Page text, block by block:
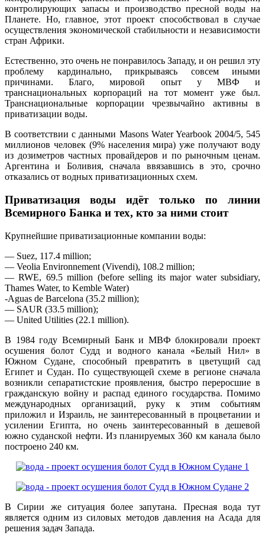
контролирующих запасы и производство пресной воды на
Планете. Но, главное, этот проект способствовал в случае
осуществления экономической стабильности и независимости
стран Африки.
Естественно, это очень не понравилось Западу, и он решил эту
проблему кардинально, прикрываясь совсем иными
причинами. Благо, мировой опыт у МВФ и
транснациональных корпораций на тот момент уже был.
Транснациональные корпорации чрезвычайно активны в
приватизации воды.
В соответствии с данными Masons Water Yearbook 2004/5, 545
миллионов человек (9% населения мира) уже получают воду
из дозиметров частных провайдеров и по рыночным ценам.
Аргентина и Боливия, сначала ввязавшись в это, срочно
отказались от водных приватизационных схем.
Приватизация воды идёт только по линии
Всемирного Банка и тех, кто за ними стоит
Крупнейшие приватизационные компании воды:
— Suez, 117.4 million;
— Veolia Environnement (Vivendi), 108.2 million;
— RWE, 69.5 million (before selling its major water subsidiary,
Thames Water, to Kemble Water)
-Aguas de Barcelona (35.2 million);
— SAUR (33.5 million);
— United Utilities (22.1 million).
В 1984 году Всемирный Банк и МВФ блокировали проект
осушения болот Судд и водного канала «Белый Нил» в
Южном Судане, способный превратить в цветущий сад
Египет и Судан. По существующей схеме в регионе сначала
возникли сепаратистские проявления, быстро переросшие в
гражданскую войну и распад единого государства. Помимо
международных организаций, руку к этим событиям
приложил и Израиль, не заинтересованный в процветании и
усилении Египта, но очень заинтересованный в дешевой
южно суданской нефти. Из планируемых 360 км канала было
построено 240 км.
В Сирии же ситуация более запутана. Пресная вода тут
является одним из силовых методов давления на Асада для
решения задач Запада.